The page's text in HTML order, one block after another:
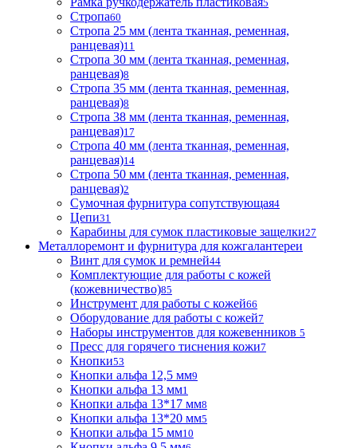
5
Стропа60
Стропа 25 мм (лента тканная, ременная,
ранцевая)11
Стропа 30 мм (лента тканная, ременная,
ранцевая)8
Стропа 35 мм (лента тканная, ременная,
ранцевая)8
Стропа 38 мм (лента тканная, ременная,
ранцевая)17
Стропа 40 мм (лента тканная, ременная,
ранцевая)14
Стропа 50 мм (лента тканная, ременная,
ранцевая)2
Сумочная фурнитура сопутствующая4
Цепи31
Карабины для сумок пластиковые защелки27
Металлоремонт и фурнитура для кожгалантереи
Винт для сумок и ремней44
Комплектующие для работы с кожей
(кожевничество)85
Инструмент для работы с кожей66
Оборудование для работы с кожей7
Наборы инструментов для кожевенников 5
Пресс для горячего тиснения кожи7
Кнопки53
Кнопки альфа 12,5 мм9
Кнопки альфа 13 мм1
Кнопки альфа 13*17 мм8
Кнопки альфа 13*20 мм5
Кнопки альфа 15 мм10